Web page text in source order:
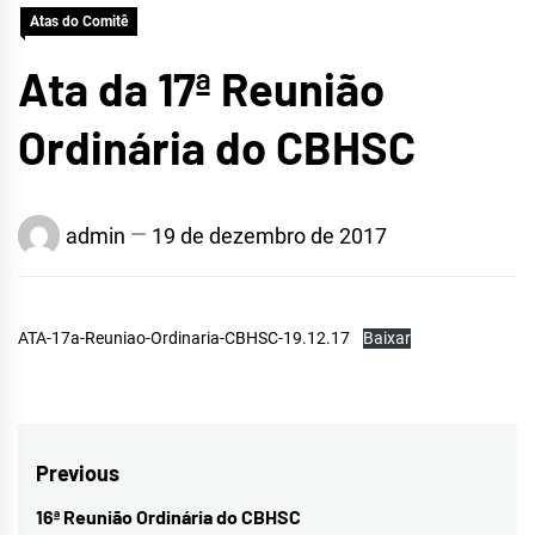
CRATEÚS
Atas do Comitê
Ata da 17ª Reunião
Ordinária do CBHSC
admin 19 de dezembro de 2017
ATA-17a-Reuniao-Ordinaria-CBHSC-19.12.17 Baixar
Navegação
de
Previous
Previous
16ª Reunião Ordinária do CBHSC